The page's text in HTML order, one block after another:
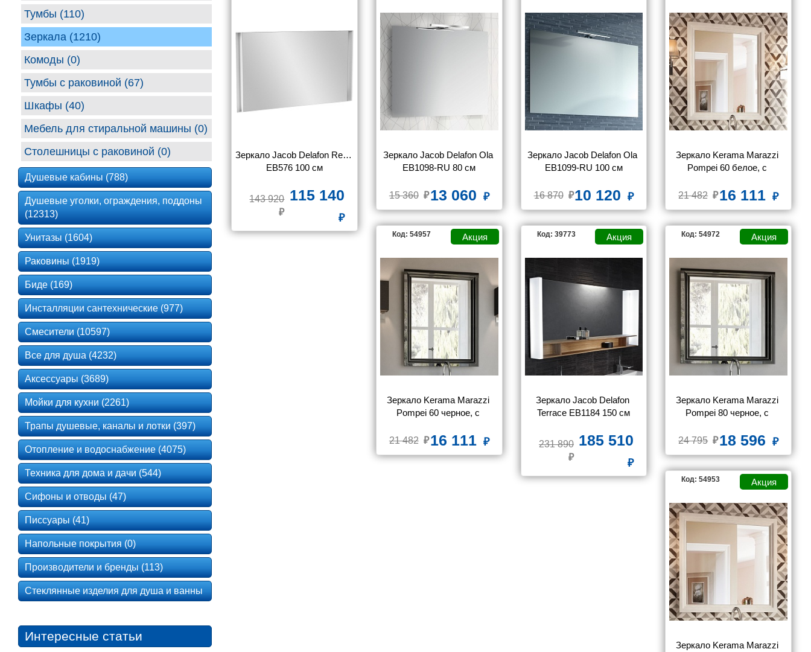
Зеркало Jacob Delafon Reve
EB576 100 см
143 920 115 140
Зеркало Jacob Delafon Ola
EB1098-RU 80 см
15 360 13 060
Зеркало Jacob Delafon Ola
EB1099-RU 100 см
16 870 10 120
Зеркало Kerama Marazzi
Pompei 60 белое, с
21 482
16 111
Код: 54957
Зеркало Kerama Marazzi
Pompei 60 черное, с
21 482
16 111
Код: 39773
Зеркало Jacob Delafon
Terrace EB1184 150 см
231 890 185 510
Код: 54972
Зеркало Kerama Marazzi
Pompei 80 черное, с
24 795
18 596
Код: 54953
Зеркало Kerama Marazzi
Тумбы (110)
Зеркала (1210)
Комоды (0)
Тумбы с раковиной (67)
Шкафы (40)
Мебель для стиральной машины (0)
Столешницы с раковиной (0)
Душевые кабины (788)
Душевые уголки, ограждения, поддоны
(12313)
Унитазы (1604)
Раковины (1919)
Биде (169)
Инсталляции сантехнические (977)
Смесители (10597)
Все для душа (4232)
Аксессуары (3689)
Мойки для кухни (2261)
Трапы душевые, каналы и лотки (397)
Отопление и водоснабжение (4075)
Техника для дома и дачи (544)
Сифоны и отводы (47)
Писсуары (41)
Напольные покрытия (0)
Производители и бренды (113)
Стеклянные изделия для душа и ванны
Интересные статьи